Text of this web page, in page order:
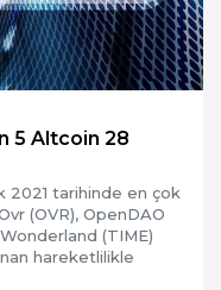
5 Altcoin 28
2021 tarihinde en çok
(OVR), OpenDAO
(TIME)
hareketlilikle